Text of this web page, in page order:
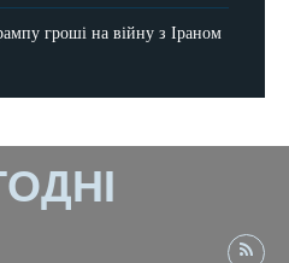
гроші на війну з Іраном